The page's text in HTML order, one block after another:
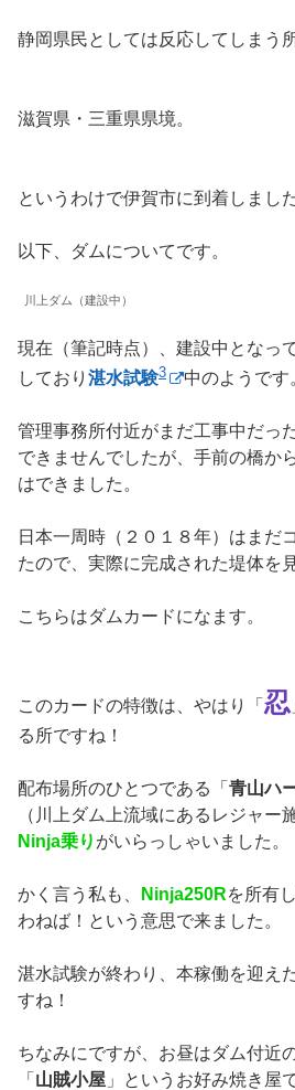
静岡県民としては反応してしまう所
滋賀県・三重県県境。
というわけで伊賀市に到着しました
以下、ダムについてです。
川上ダム（建設中）
現在（筆記時点）、建設中となっ
しており 湛水試験3 中のようです
管理事務所付近がまだ工事中だっ
できませんでしたが、手前の橋か
はできました。
日本一周時（２０１８年）はまだ
たので、実際に完成された堤体を
こちらはダムカードになます。
このカードの特徴は、やはり「 忍
る所ですね！
配布場所のひとつである「 青山ハ
（川上ダム上流域にあるレジャー
Ninja乗り がいらっしゃいました。
かく言う私も、 Ninja250Rを所有
わねば！という意思で来ました。
湛水試験が終わり、本稼働を迎え
すね！
ちなみにですが、お昼はダム付近
「 山賊小屋 」というお好み焼き屋